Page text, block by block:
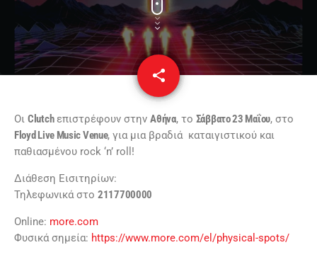
share
email
Οι Clutchεπιστρέφουν στηνΑθήνα, το Σάββατο 23 Μαΐου, στο
Floyd Live Music Venue, για μια βραδιά καταιγιστικού και
παθιασμένου rock ‘n’ roll!
Διάθεση Εισιτηρίων:
Τηλεφωνικά στο 2117700000
Online: more.com
Φυσικά σημεία: https://www.more.com/el/physical-spots/